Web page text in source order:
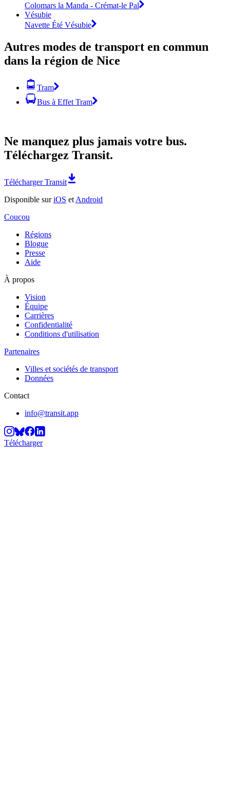
Colomars la Manda - Crémat-le Pal
Vésubie
Navette Été Vésubie
Autres modes de transport en commun
dans la région de Nice
Tram
Bus à Effet Tram
Ne manquez plus jamais votre bus.
Téléchargez Transit.
Télécharger Transit
Disponible suriOS et Android
Coucou
Régions
Blogue
Presse
Aide
À propos
Vision
Équipe
Carrières
Confidentialité
Conditions d'utilisation
Partenaires
Villes et sociétés de transport
Données
Contact
info@transit.app
Télécharger